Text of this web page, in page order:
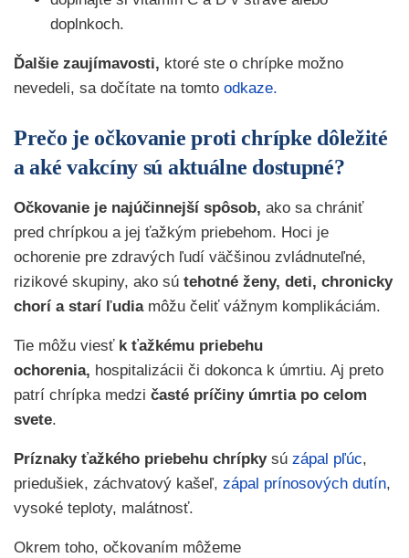
doplnkoch.
Ďalšie zaujímavosti, ktoré ste o chrípke možno
nevedeli, sa dočítate na tomto odkaze.
Prečo je očkovanie proti chrípke dôležité
a aké vakcíny sú aktuálne dostupné?
Očkovanie je najúčinnejší spôsob, ako sa chrániť
pred chrípkou a jej ťažkým priebehom. Hoci je
ochorenie pre zdravých ľudí väčšinou zvládnuteľné,
rizikové skupiny, ako sú tehotné ženy, deti, chronicky
chorí a starí ľudiamôžu čeliť vážnym komplikáciám.
Tie môžu viesť k ťažkému priebehu
ochorenia, hospitalizácii či dokonca k úmrtiu. Aj preto
patrí chrípka medzi časté príčiny úmrtia po celom
svete.
Príznaky ťažkého priebehu chrípkysú zápal pľúc,
priedušiek, záchvatový kašeľ, zápal prínosových dutín,
vysoké teploty, malátnosť.
Okrem toho, očkovaním môžeme